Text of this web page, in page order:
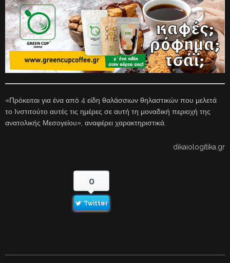
«Πρόκειται για ένα από 4 είδη θαλάσσιων θηλαστικών που μελετά
το Ινστιτούτο αυτές τις ημέρες σε αυτή τη μοναδική περιοχή της
ανατολικής Μεσογείου», αναφέρει χαρακτηριστικά.
dikaiologitika.gr
0
Twitter